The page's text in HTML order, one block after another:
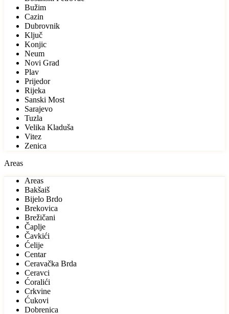
Bužim
Cazin
Dubrovnik
Ključ
Konjic
Neum
Novi Grad
Plav
Prijedor
Rijeka
Sanski Most
Sarajevo
Tuzla
Velika Kladuša
Vitez
Zenica
Areas
Areas
Bakšaiš
Bijelo Brdo
Brekovica
Brežičani
Čaplje
Čavkići
Ćelije
Centar
Ceravačka Brda
Ceravci
Ćoralići
Crkvine
Ćukovi
Dobrenica